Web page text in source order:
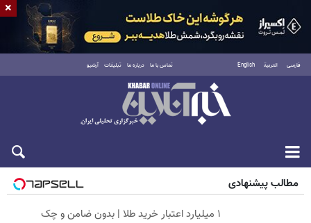
فارسی العربية English تماس با ما درباره ما تبلیغات آرشیو
جمعه ۱۶ مرداد ۱۴۰۵
مطالب پیشنهادی
۱ میلیارد اعتبار خرید طلا | بدون ضامن و چک
×